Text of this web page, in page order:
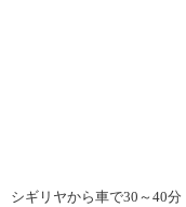
シギリヤから車で30～40分